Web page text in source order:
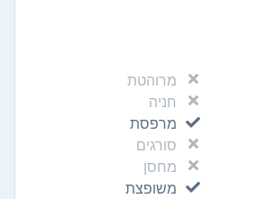
מרוהטת
חניה
מרפסת
סורגים
מחסן
משופצת